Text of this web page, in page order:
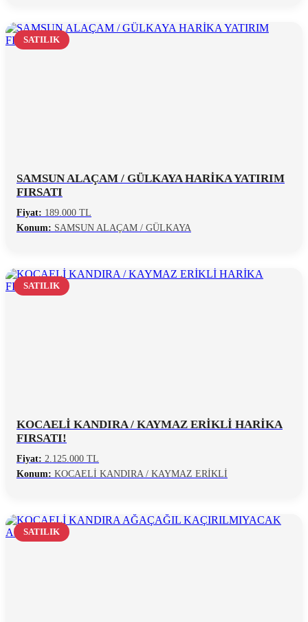
SATILIK
SAMSUN ALAÇAM / GÜLKAYA HARİKA YATIRIM
FIRSATI
Fiyat: 189.000 TL
Konum: SAMSUN ALAÇAM / GÜLKAYA
SATILIK
KOCAELİ KANDIRA / KAYMAZ ERİKLİ HARİKA
FIRSATI!
Fiyat: 2.125.000 TL
Konum: KOCAELİ KANDIRA / KAYMAZ ERİKLİ
SATILIK